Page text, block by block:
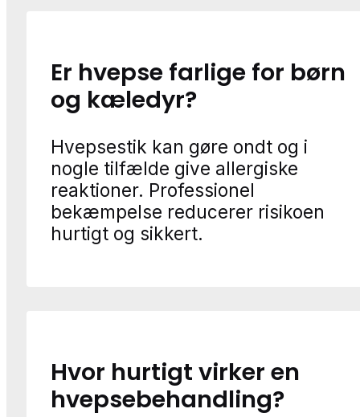
Er hvepse farlige for børn
og kæledyr?
Hvepsestik kan gøre ondt og i
nogle tilfælde give allergiske
reaktioner. Professionel
bekæmpelse reducerer risikoen
hurtigt og sikkert.
Hvor hurtigt virker en
hvepsebehandling?